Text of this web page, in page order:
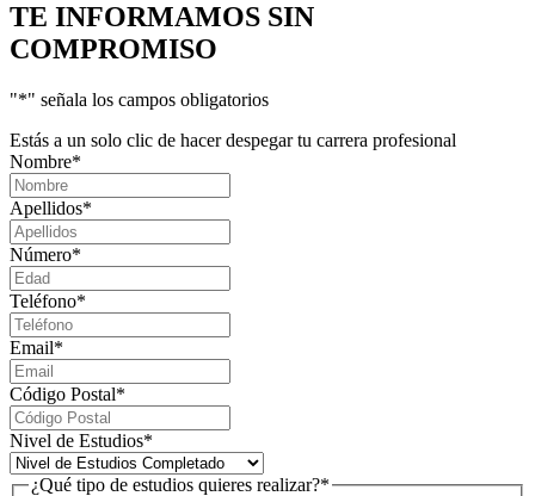
TE INFORMAMOS SIN
COMPROMISO
"*" señala los campos obligatorios
Estás a un solo clic de hacer despegar tu carrera profesional
Nombre*
Apellidos*
Número*
Teléfono*
Email*
Código Postal*
Nivel de Estudios*
¿Qué tipo de estudios quieres realizar?*